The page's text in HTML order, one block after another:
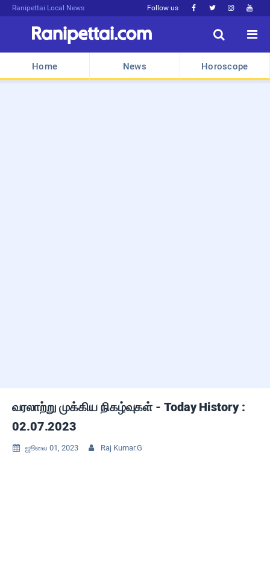
Ranipettai Local News Follow us    


Home News Horoscope
வரலாற்று முக்கிய நிகழ்வுகள் - Today History :
02.07.2023
 ஜூலை 01, 2023  Raj Kumar.G